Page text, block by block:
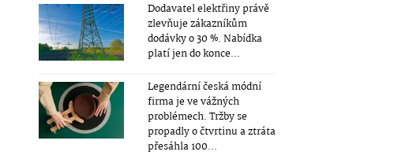
Dodavatel elektřiny právě
zlevňuje zákazníkům
dodávky o 30 %. Nabídka
platí jen do konce...
Legendární česká módní
firma je ve vážných
problémech. Tržby se
propadly o čtvrtinu a ztráta
přesáhla 100...